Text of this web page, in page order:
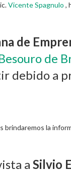
Vicente Spagnulo ,
de
de
debido a
brindaremos la
a Silvio